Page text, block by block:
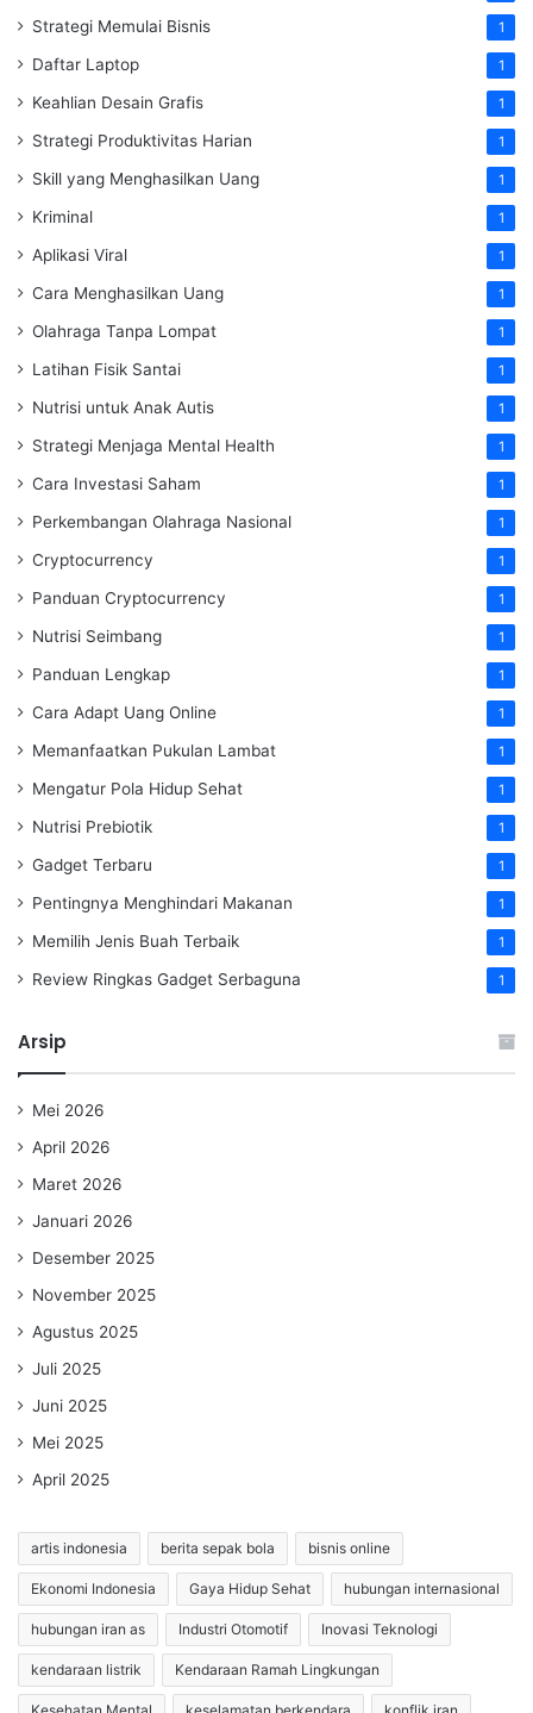
Strategi Memulai Bisnis 1
Daftar Laptop 1
Keahlian Desain Grafis 1
Strategi Produktivitas Harian 1
Skill yang Menghasilkan Uang 1
Kriminal 1
Aplikasi Viral 1
Cara Menghasilkan Uang 1
Olahraga Tanpa Lompat 1
Latihan Fisik Santai 1
Nutrisi untuk Anak Autis 1
Strategi Menjaga Mental Health 1
Cara Investasi Saham 1
Perkembangan Olahraga Nasional 1
Cryptocurrency 1
Panduan Cryptocurrency 1
Nutrisi Seimbang 1
Panduan Lengkap 1
Cara Adapt Uang Online 1
Memanfaatkan Pukulan Lambat 1
Mengatur Pola Hidup Sehat 1
Nutrisi Prebiotik 1
Gadget Terbaru 1
Pentingnya Menghindari Makanan 1
Memilih Jenis Buah Terbaik 1
Review Ringkas Gadget Serbaguna 1
Arsip
Mei 2026
April 2026
Maret 2026
Januari 2026
Desember 2025
November 2025
Agustus 2025
Juli 2025
Juni 2025
Mei 2025
April 2025
artis indonesia berita sepak bola bisnis online
Ekonomi Indonesia Gaya Hidup Sehat hubungan internasional
hubungan iran as Industri Otomotif Inovasi Teknologi
kendaraan listrik Kendaraan Ramah Lingkungan